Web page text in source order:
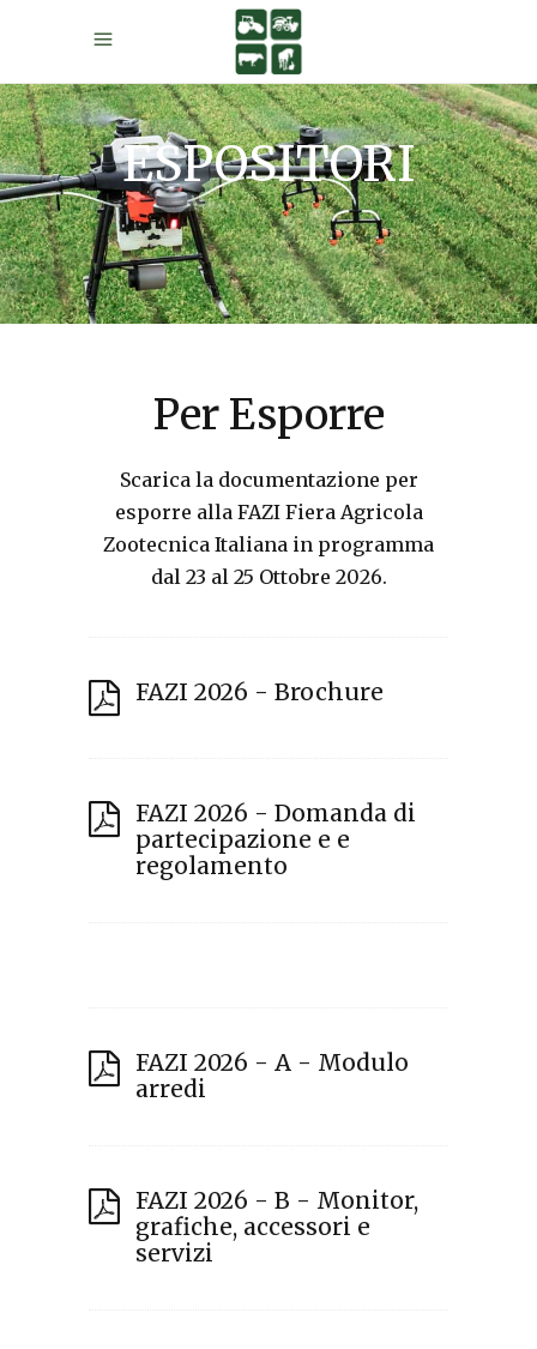
ESPOSITORI
Per Esporre
Scarica la documentazione per
esporre alla FAZI Fiera Agricola
Zootecnica Italiana in programma
dal 23 al 25 Ottobre 2026.
FAZI 2026 - Brochure
FAZI 2026 - Domanda di
partecipazione e e
regolamento
FAZI 2026 - A - Modulo
arredi
FAZI 2026 - B - Monitor,
grafiche, accessori e
servizi